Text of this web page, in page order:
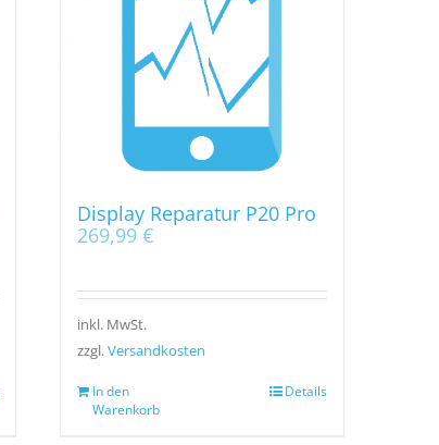
Display Reparatur P20 Pro
269,99 €
inkl. MwSt.
zzgl.Versandkosten
In den
Warenkorb
Details